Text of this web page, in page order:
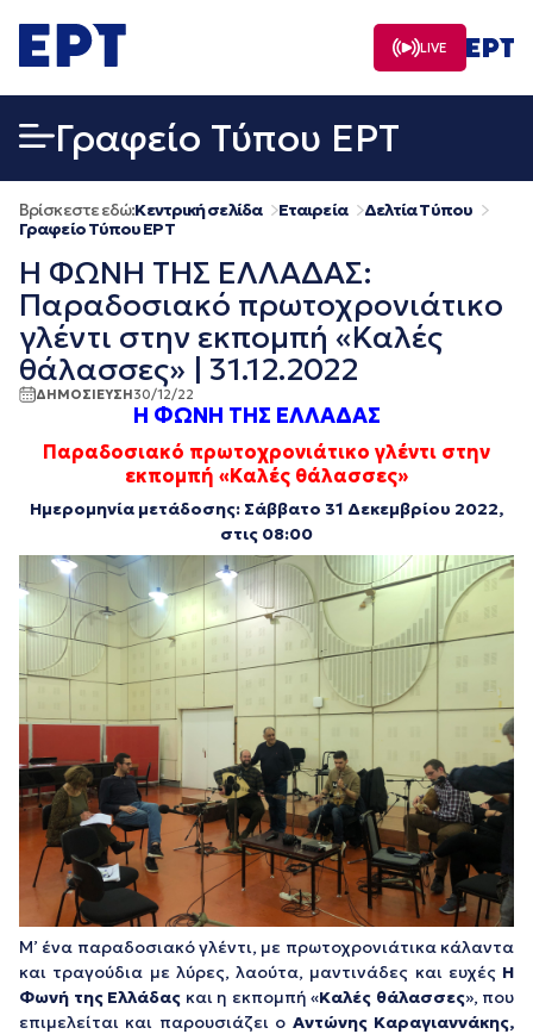
σε
περιεχόμενο
LIVE
Γραφείο Τύπου ΕΡΤ
Βρίσκεστε εδώ:Κεντρική σελίδα Εταιρεία
Δελτία Τύπου
Γραφείο Τύπου ΕΡΤ
Η ΦΩΝΗ ΤΗΣ ΕΛΛΑΔΑΣ:
Παραδοσιακό πρωτοχρονιάτικο
γλέντι στην εκπομπή «Καλές
θάλασσες» | 31.12.2022
ΔΗΜΟΣΙΕΥΣΗ30/12/22
Η ΦΩΝΗ ΤΗΣ ΕΛΛΑΔΑΣ
Παραδοσιακό πρωτοχρονιάτικο γλέντι στην
εκπομπή «Καλές θάλασσες»
Ημερομηνία μετάδοσης: Σάββατο 31 Δεκεμβρίου 2022,
στις 08:00
Μ’ ένα παραδοσιακό γλέντι, με πρωτοχρονιάτικα κάλαντα
και τραγούδια με λύρες, λαούτα, μαντινάδες και ευχές Η
Φωνή της Ελλάδας και η εκπομπή «Καλές θάλασσες», που
επιμελείται και παρουσιάζει ο Αντώνης Καραγιαννάκης,